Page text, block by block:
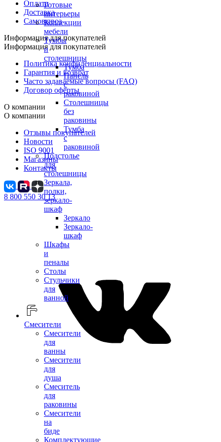
Готовые
интерьеры
Коллекции
мебели
Тумбы
и
столешницы
Тумба
Панель
с
раковиной
Столешницы
без
раковины
Тумба
с
раковиной
Подстолье
для
столешницы
Зеркала,
полки,
зеркало-
шкаф
Зеркало
Зеркало-
шкаф
Шкафы
и
пеналы
Столы
Стульчики
для
ванной
Смесители
Смесители
для
ванны
Смесители
для
душа
Смеситель
для
раковины
Смесители
на
биде
Комплектующие
Оплата
Доставка
Самовывоз
Информация для покупателей
Информация для покупателей
Политика конфиденциальности
Гарантия и возврат
Часто задаваемые вопросы (FAQ)
Договор оферты
О компании
О компании
Отзывы покупателей
Новости
ISO 9001
Магазины
Контакты
8 800 550 30 13